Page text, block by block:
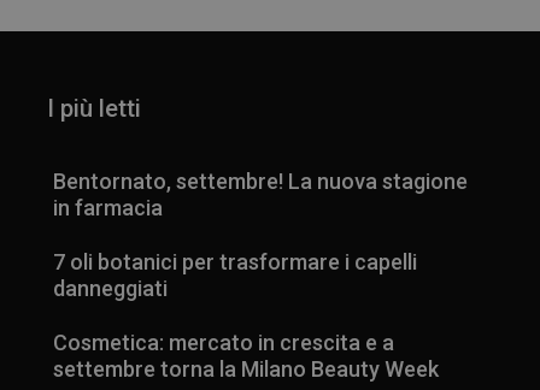
I più letti
Bentornato, settembre! La nuova stagione
in farmacia
7 oli botanici per trasformare i capelli
danneggiati
Cosmetica: mercato in crescita e a
settembre torna la Milano Beauty Week